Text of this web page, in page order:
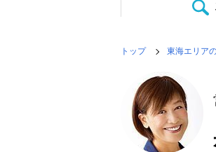
トップ 東海エリア